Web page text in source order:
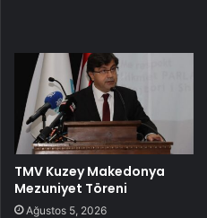
TMV Kuzey Makedonya
Mezuniyet Töreni
Ağustos 5, 2026